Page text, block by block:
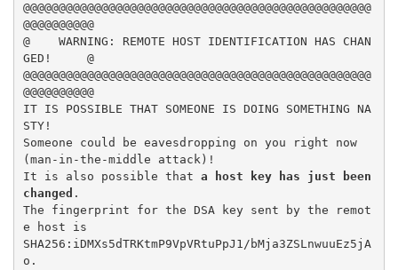
@@@@@@@@@@@@@@@@@@@@@@@@@@@@@@@@@@@@@@@@@@@@@@@@@
@@@@@@@@@@
@    WARNING: REMOTE HOST IDENTIFICATION HAS CHAN
GED!     @
@@@@@@@@@@@@@@@@@@@@@@@@@@@@@@@@@@@@@@@@@@@@@@@@@
@@@@@@@@@@
IT IS POSSIBLE THAT SOMEONE IS DOING SOMETHING NA
STY!
Someone could be eavesdropping on you right now
(man-in-the-middle attack)!
It is also possible that a host key has just been
changed .
The fingerprint for the DSA key sent by the remot
e host is
SHA256:iDMXs5dTRKtmP9VpVRtuPpJ1/bMja3ZSLnwuuEz5jA
o.